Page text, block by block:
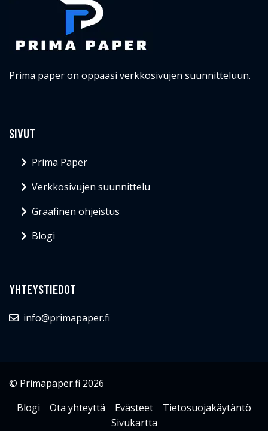
Prima paper on oppaasi verkkosivujen suunnitteluun.
SIVUT
Prima Paper
Verkkosivujen suunnittelu
Graafinen ohjeistus
Blogi
YHTEYSTIEDOT
info@primapaper.fi
© Primapaper.fi 2026
Blogi
Ota yhteyttä Evästeet
Tietosuojakäytäntö
Sivukartta